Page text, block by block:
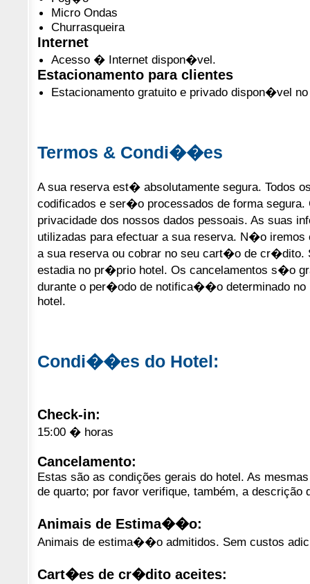
Micro Ondas
Churrasqueira
Internet
Acesso � Internet dispon�vel.
Estacionamento para clientes
Estacionamento gratuito e privado dispon�vel
Termos & Condi��es
A sua reserva est� absolutamente segura. Todos
codificados e ser�o processados de forma segura.
privacidade dos nossos dados pessoais. As
utilizadas para efectuar a sua reserva. N�o iremos
a sua reserva ou cobrar no seu cart�o de cr�dito.
estadia no pr�prio hotel. Os cancelamentos s�o
durante o per�odo de notifica��o determinado no
hotel.
Condi��es do Hotel:
Check-in:
15:00 � horas
Cancelamento:
Estas são as condições gerais do hotel. As
de quarto; por favor verifique, também, a descrição
Animais de Estima��o:
Animais de estima��o admitidos. Sem custos
Cart�es de cr�dito aceites: